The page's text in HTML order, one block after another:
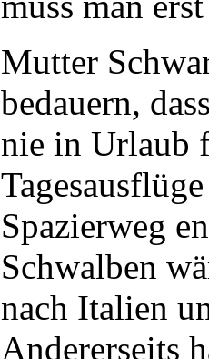
Mutter
bedauern,
nie in Urlaub
Spazierweg
Schwalben
nach Italien
Andererseits